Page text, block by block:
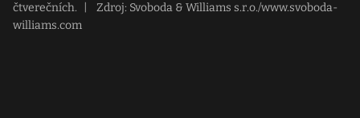
čtverečních.
Zdroj: Svoboda & Williams s.r.o./www.svoboda-
williams.com